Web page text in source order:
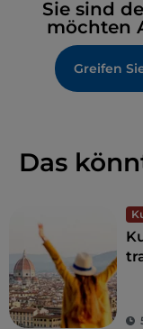
Sie sind
möchten
Das